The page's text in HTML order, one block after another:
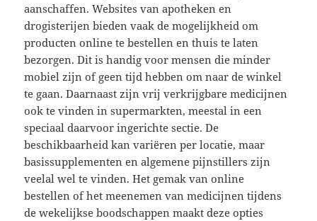
aanschaffen. Websites van apotheken en
drogisterijen bieden vaak de mogelijkheid om
producten online te bestellen en thuis te laten
bezorgen. Dit is handig voor mensen die minder
mobiel zijn of geen tijd hebben om naar de winkel
te gaan. Daarnaast zijn vrij verkrijgbare medicijnen
ook te vinden in supermarkten, meestal in een
speciaal daarvoor ingerichte sectie. De
beschikbaarheid kan variëren per locatie, maar
basissupplementen en algemene pijnstillers zijn
veelal wel te vinden. Het gemak van online
bestellen of het meenemen van medicijnen tijdens
de wekelijkse boodschappen maakt deze opties